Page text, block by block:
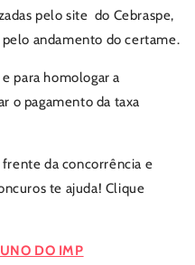
pelo site do Cebraspe,
pelo andamento do certame.
para homologar a
o pagamento da taxa
frente da concorrência e
te ajuda! Clique
DO IMP